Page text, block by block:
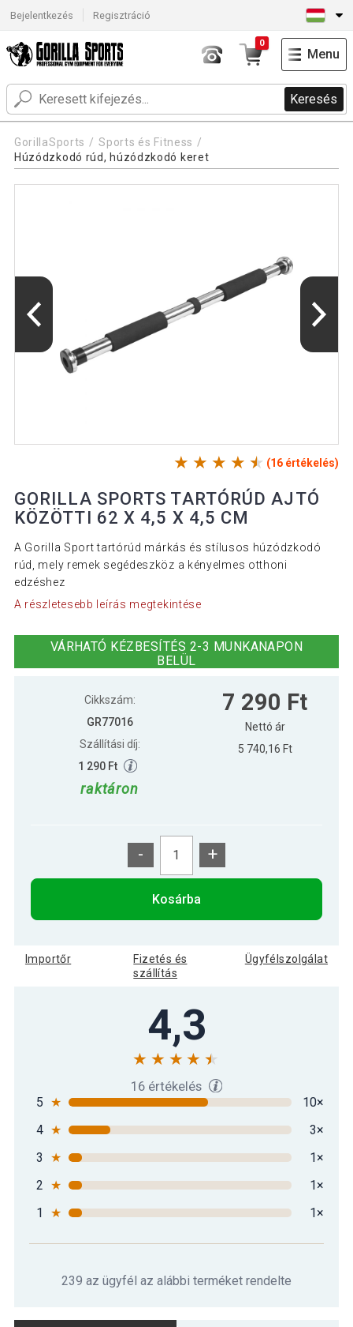
Bejelentkezés Regisztráció
Keresés
0
Menu
GorillaSports
Sports és Fitness
Húzódzkodó rúd, húzódzkodó keret
(16 értékelés)
GORILLA SPORTS TARTÓRÚD AJTÓ
KÖZÖTTI 62 X 4,5 X 4,5 CM
A Gorilla Sport tartórúd márkás és stílusos húzódzkodó
rúd, mely remek segédeszköz a kényelmes otthoni
edzéshez
A részletesebb leírás megtekintése
VÁRHATÓ KÉZBESÍTÉS 2-3 MUNKANAPON
BELÜL
Cikkszám:
GR77016
Szállítási díj:
1 290 Ft
raktáron
7 290 Ft
Nettó ár
5 740,16 Ft
- +
Kosárba
Importőr
Fizetés és
szállítás
Ügyfélszolgálat
4,3
16 értékelés
5 ★
10×
4 ★
3×
3
★
1×
2 ★
1×
1
★ 1×
239 az ügyfél az alábbi terméket rendelte